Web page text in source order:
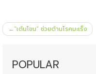
แนะแนว
เรื่อง
“เต้นโขน” ช่วยต้านโรคมะเร็ง
POPULAR